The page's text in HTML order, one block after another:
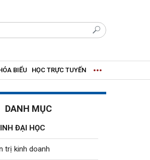
BIỂU HỌC TRỰC TUYẾN
DANH MỤC
ĐẠI HỌC
trị kinh doanh